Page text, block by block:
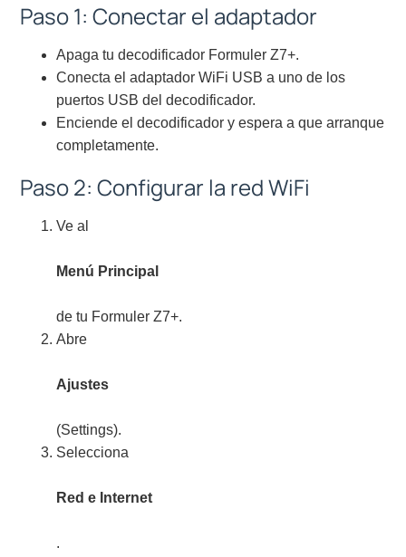
Paso 1: Conectar el adaptador
Apaga tu decodificador Formuler Z7+.
Conecta el adaptador WiFi USB a uno de los
puertos USB del decodificador.
Enciende el decodificador y espera a que arranque
completamente.
Paso 2: Configurar la red WiFi
Ve al
Menú Principal
de tu Formuler Z7+.
Abre
Ajustes
(Settings).
Selecciona
Red e Internet
.